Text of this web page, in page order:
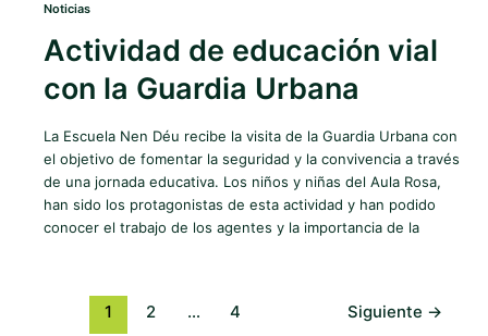
Noticias
Actividad de educación vial
con la Guardia Urbana
La Escuela Nen Déu recibe la visita de la Guardia Urbana con
el objetivo de fomentar la seguridad y la convivencia a través
de una jornada educativa. Los niños y niñas del Aula Rosa,
han sido los protagonistas de esta actividad y han podido
conocer el trabajo de los agentes y la importancia de la
1 2 … 4 Siguiente →